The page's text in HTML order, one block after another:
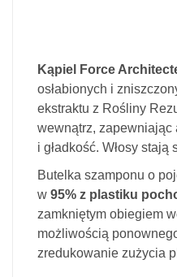
Kąpiel Force
osłabionych i
ekstraktu z Rośliny
wewnątrz, zapewniając
i gładkość. Włosy
Butelka szamponu o
w 95% z plastiku
zamkniętym obiegiem
możliwością
zredukowanie zużycia